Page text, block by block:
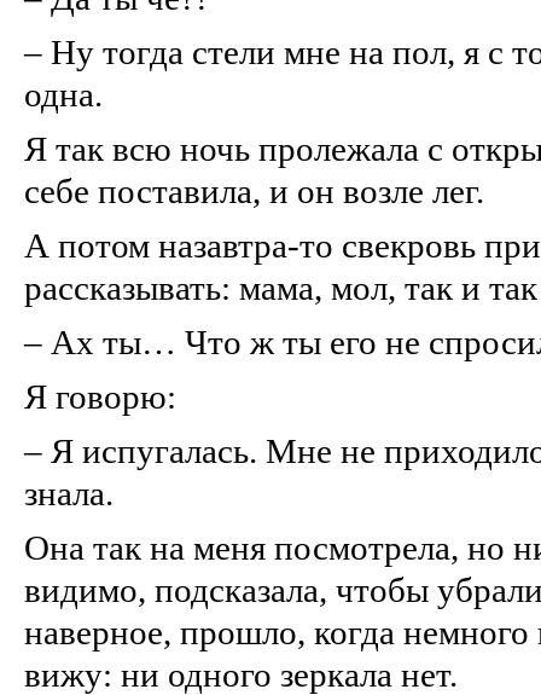
– Ну тогда стели мне на пол, я с
одна.
Я так всю ночь пролежала с
себе поставила, и он возле лег.
А потом назавтра‑то свекровь
рассказывать: мама, мол, так и
– Ах ты… Что ж ты его не
Я говорю:
– Я испугалась. Мне не
знала.
Она так на меня посмотрела, но
видимо, подсказала, чтобы
наверное, прошло, когда немного
вижу: ни одного зеркала нет.